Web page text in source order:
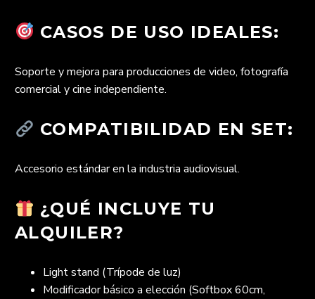
CASOS DE USO IDEALES:
Soporte y mejora para producciones de video, fotografía
comercial y cine independiente.
COMPATIBILIDAD EN SET:
Accesorio estándar en la industria audiovisual.
¿QUÉ INCLUYE TU
ALQUILER?
Light stand (Trípode de luz)
Modificador básico a elección (Softbox 60cm,